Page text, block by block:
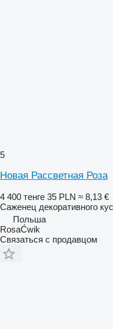
5
Новая Рассветная Роза
4 400 тенге 35 PLN ≈ 8,13 €
Саженец декоративного
Польша
RosaĆwik
Связаться с продавцом